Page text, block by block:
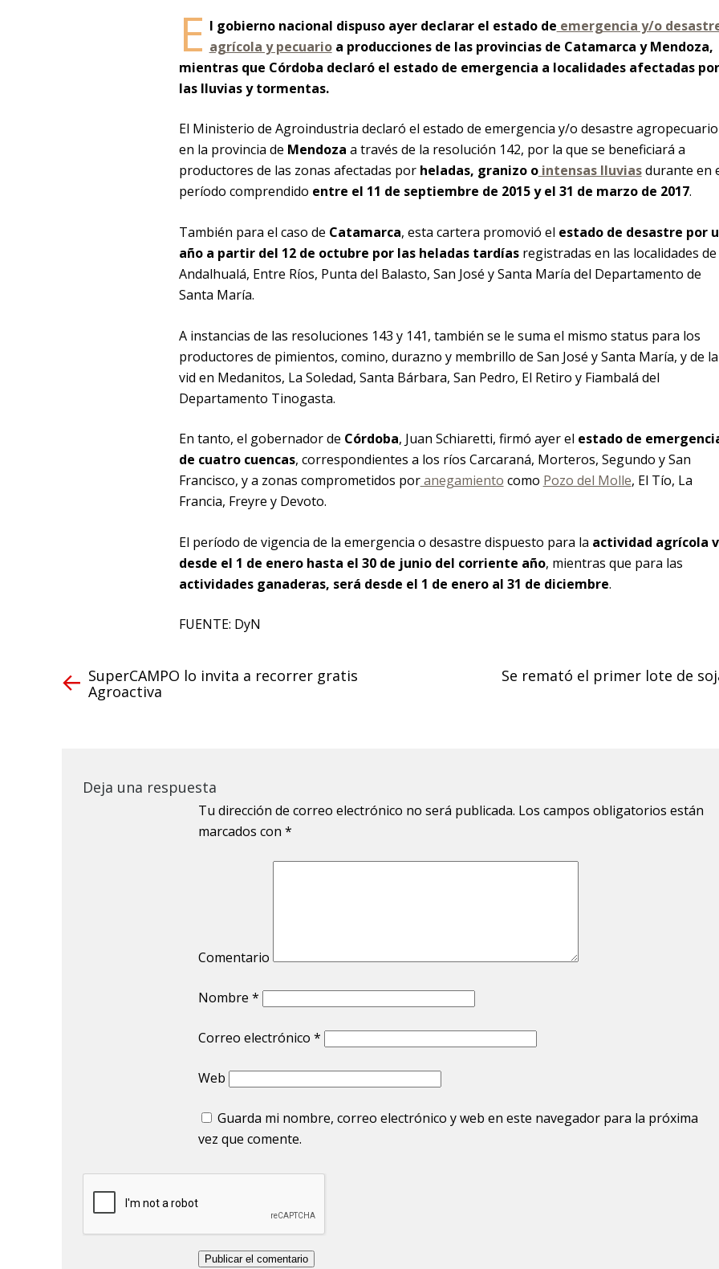
E l gobierno nacional dispuso ayer declarar el estado de emergencia y/o
agrícola y pecuarioa producciones de las provincias de Catamarca y Mendoza,
mientras que Córdoba declaró el estado de emergencia a localidades afectadas por
las lluvias y tormentas.
El Ministerio de Agroindustria declaró el estado de emergencia y/o desastre agropecuario
en la provincia de Mendoza a través de la resolución 142, por la que se beneficiará a
productores de las zonas afectadas por heladas, granizo ointensas lluviasdurante en
período comprendido entre el 11 de septiembre de 2015 y el 31 de marzo de 2017.
También para el caso de Catamarca, esta cartera promovió el estado de desastre por
año a partir del 12 de octubre por las heladas tardíasregistradas en las localidades de
Andalhualá, Entre Ríos, Punta del Balasto, San José y Santa María del Departamento de
Santa María.
A instancias de las resoluciones 143 y 141, también se le suma el mismo status para los
productores de pimientos, comino, durazno y membrillo de San José y Santa María, y de la
vid en Medanitos, La Soledad, Santa Bárbara, San Pedro, El Retiro y Fiambalá del
Departamento Tinogasta.
En tanto, el gobernador de Córdoba, Juan Schiaretti, firmó ayer el estado de
de cuatro cuencas, correspondientes a los ríos Carcaraná, Morteros, Segundo y San
Francisco, y a zonas comprometidos poranegamiento como Pozo del Molle, El Tío, La
Francia, Freyre y Devoto.
El período de vigencia de la emergencia o desastre dispuesto para la actividad agrícola
desde el 1 de enero hasta el 30 de junio del corriente año, mientras que para las
actividades ganaderas, será desde el 1 de enero al 31 de diciembre.
FUENTE: DyN
SuperCAMPO lo invita a recorrer gratis
Agroactiva
Se remató el primer lote de
Deja una respuesta
Tu dirección de correo electrónico no será publicada. Los campos obligatorios están
marcados con *
Comentario
Nombre *
Correo electrónico *
Web
Guarda mi nombre, correo electrónico y web en este navegador para la próxima
vez que comente.